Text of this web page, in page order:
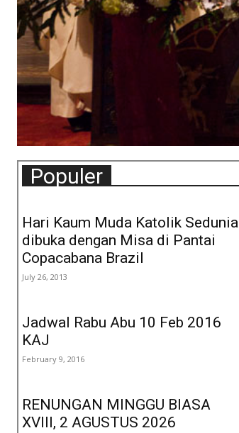
Populer
Hari Kaum Muda Katolik Sedunia
dibuka dengan Misa di Pantai
Copacabana Brazil
July 26, 2013
Jadwal Rabu Abu 10 Feb 2016
KAJ
February 9, 2016
RENUNGAN MINGGU BIASA
XVIII, 2 AGUSTUS 2026